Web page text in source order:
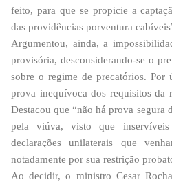
feito, para que se propicie a
das providências porventura
Argumentou, ainda, a
provisória, desconsiderando-se o
sobre o regime de precatórios. Por
prova inequívoca dos requisitos da
Destacou que “não há prova segura
pela viúva, visto que inservíveis
declarações unilaterais que
notadamente por sua restrição
Ao decidir, o ministro Cesar